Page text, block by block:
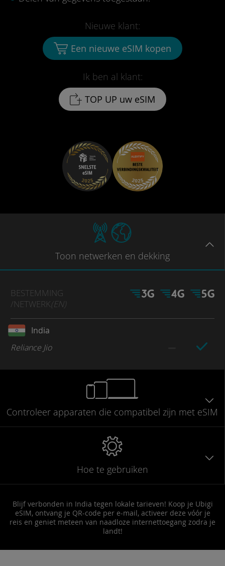
Ik ben al klant:
TOP UP uw eSIM
Nieuwe klant:
Een nieuwe eSIM kopen
Toon netwerken en dekking
BESTEMMING
/NETWERK(EN)
India
Reliance Jio
Controleer apparaten die compatibel zijn met eSIM
Hoe te gebruiken
Blijf verbonden in India tegen lokale tarieven! Koop je Ubigi
eSIM, ontvang je QR-code per e-mail, activeer deze vóór je
reis en geniet meteen van naadloze internettoegang zodra je
landt!